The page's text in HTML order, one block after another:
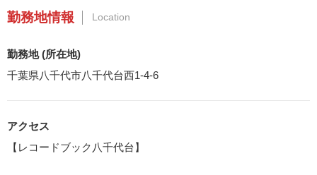
勤務地情報 Location
勤務地 (所在地)
千葉県八千代市八千代台西1-4-6
アクセス
【レコードブック八千代台】